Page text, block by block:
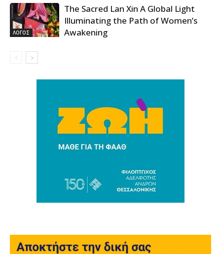
ΛΟΓΟΣ
The Sacred Lan Xin A Global Light
Illuminating the Path of Women’s
Awakening